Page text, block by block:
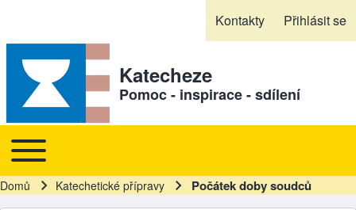
Kontakty Přihlásit se
Katecheze
Pomoc - inspirace - sdílení
Hlavní navigace
Toggle main menu
Drobečková navigace
Domů Katechetické přípravy Počátek doby soudců